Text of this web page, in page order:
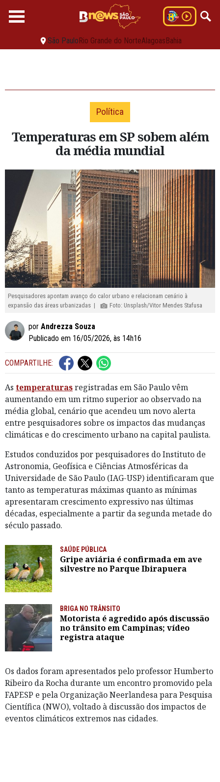
São PauloRio Grande do NorteAlagoasBahia
Política
Temperaturas em SP sobem além
da média mundial
Pesquisadores apontam avanço do calor urbano e relacionam cenário à
expansão das áreas urbanizadas |
Foto: Unsplash/Vitor Mendes Stafusa
por Andrezza Souza
Publicado em 16/05/2026, às 14h16
COMPARTILHE:
As temperaturasregistradas em São Paulo vêm
aumentando em um ritmo superior ao observado na
média global, cenário que acendeu um novo alerta
entre pesquisadores sobre os impactos das mudanças
climáticas e do crescimento urbano na capital paulista.
Estudos conduzidos por pesquisadores do Instituto de
Astronomia, Geofísica e Ciências Atmosféricas da
Universidade de São Paulo (IAG-USP) identificaram que
tanto as temperaturas máximas quanto as mínimas
apresentaram crescimento expressivo nas últimas
décadas, especialmente a partir da segunda metade do
século passado.
SAÚDE PÚBLICA
Gripe aviária é confirmada em ave
silvestre no Parque Ibirapuera
BRIGA NO TRÂNSITO
Motorista é agredido após discussão
no trânsito em Campinas; vídeo
registra ataque
Os dados foram apresentados pelo professor Humberto
Ribeiro da Rocha durante um encontro promovido pela
FAPESP e pela Organização Neerlandesa para Pesquisa
Científica (NWO), voltado à discussão dos impactos de
eventos climáticos extremos nas cidades.